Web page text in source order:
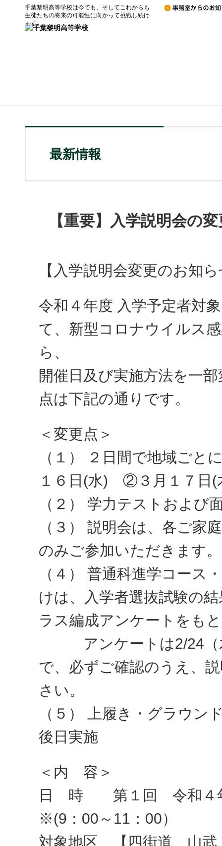
千葉黎明高等学校は今でも、そしてこれからも
生徒たちの将来の可能性に向かって挑戦し続け
ます。
最新情報
【重要】入学説明会の
【入学説明会変更のお知
令和４年度 入学予定者対
て、新型コロナウイルス
ら、
開催日及び実施方法を一
点は下記の通りです。
＜変更点＞
（１） ２日間で地域ご
１６日(水) ②３月１７日(
（２） 学力テストおよび
（３） 説明会は、各ご家
のみご参加いただきます。
（４） 普通科進学コース
けは、入学者選抜試験の
ラス編成アンケートをも
アンケートは2/24（
で、必ずご確認のうえ、
さい。
（５） 上履き・グラウン
後日実施
＜内 容＞
日 時 第１回 令和４
※(9：00～11：00）
対象地区 【四街道 山